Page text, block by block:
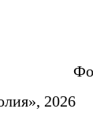
2026